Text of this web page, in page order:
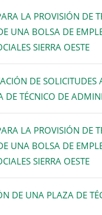
LA PROVISIÓN DE
UNA BOLSA DE
SIERRA OESTE
DE
TÉCNICO DE
LA PROVISIÓN DE
UNA BOLSA DE
SIERRA OESTE
DE UNA PLAZA DE